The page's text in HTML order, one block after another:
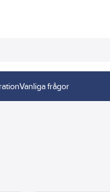
Vanliga frågor